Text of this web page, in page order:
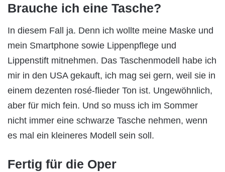
Brauche ich eine Tasche?
In diesem Fall ja. Denn ich wollte meine Maske und
mein Smartphone sowie Lippenpflege und
Lippenstift mitnehmen. Das Taschenmodell habe ich
mir in den USA gekauft, ich mag sei gern, weil sie in
einem dezenten rosé-flieder Ton ist. Ungewöhnlich,
aber für mich fein. Und so muss ich im Sommer
nicht immer eine schwarze Tasche nehmen, wenn
es mal ein kleineres Modell sein soll.
Fertig für die Oper